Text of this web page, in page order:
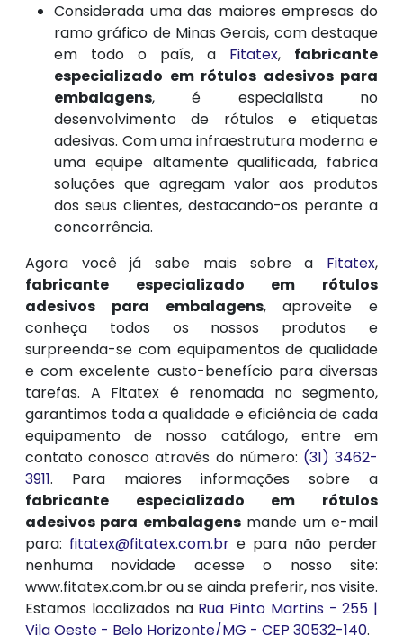
Considerada uma das maiores empresas do
ramo gráfico de Minas Gerais, com destaque
em todo o país, a Fitatex, fabricante
especializado em rótulos adesivos para
embalagens, é especialista no
desenvolvimento de rótulos e etiquetas
adesivas. Com uma infraestrutura moderna e
uma equipe altamente qualificada, fabrica
soluções que agregam valor aos produtos
dos seus clientes, destacando-os perante a
concorrência.
Agora você já sabe mais sobre a Fitatex,
fabricante especializado em rótulos
adesivos para embalagens, aproveite e
conheça todos os nossos produtos e
surpreenda-se com equipamentos de qualidade
e com excelente custo-benefício para diversas
tarefas. A Fitatex é renomada no segmento,
garantimos toda a qualidade e eficiência de cada
equipamento de nosso catálogo, entre em
contato conosco através do número: (31) 3462-
3911. Para maiores informações sobre a
fabricante especializado em rótulos
adesivos para embalagensmande um e-mail
para: fitatex@fitatex.com.br e para não perder
nenhuma novidade acesse o nosso site:
www.fitatex.com.br ou se ainda preferir, nos visite.
Estamos localizados na Rua Pinto Martins - 255 |
Vila Oeste - Belo Horizonte/MG - CEP 30532-140.